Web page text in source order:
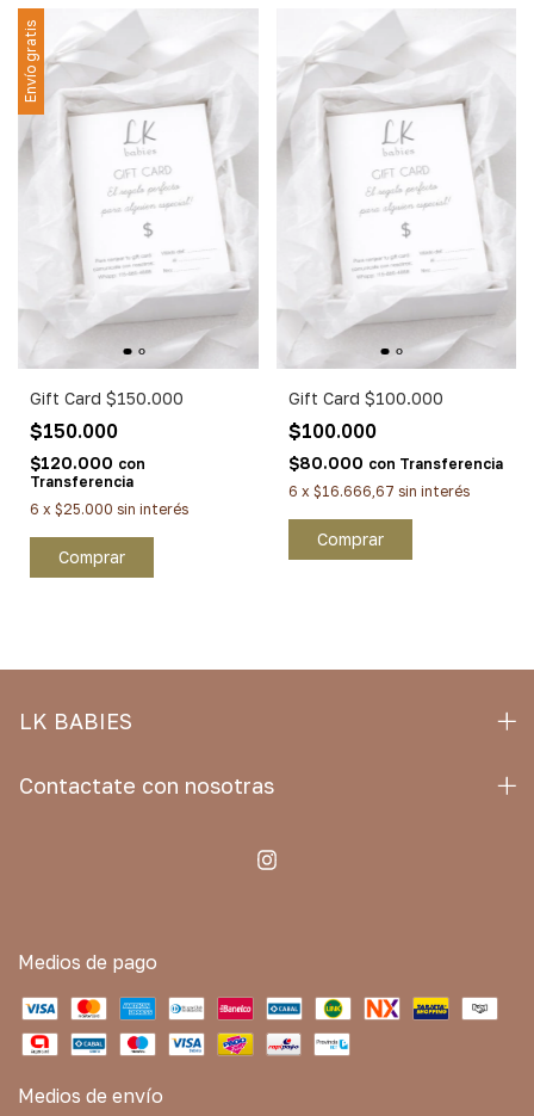
Envío gratis
Gift Card $150.000
$150.000
$120.000 con
Transferencia
6 x $25.000 sin interés
Gift Card $100.000
$100.000
$80.000 con Transferencia
6 x $16.666,67 sin interés
LK BABIES
Contactate con nosotras
Medios de pago
Medios de envío